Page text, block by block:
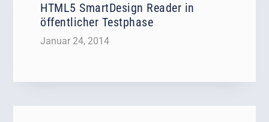
HTML5 SmartDesign Reader in
öffentlicher Testphase
Januar 24, 2014